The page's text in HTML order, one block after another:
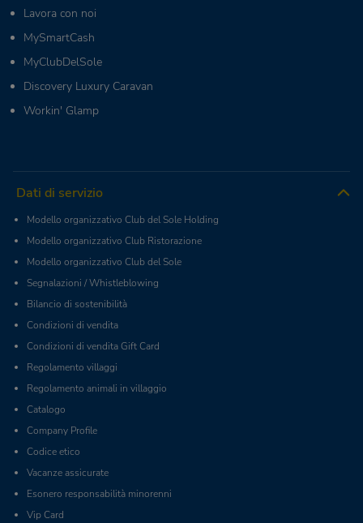
Lavora con noi
MySmartCash
MyClubDelSole
Discovery Luxury Caravan
Workin' Glamp
Dati di servizio
Modello organizzativo Club del Sole Holding
Modello organizzativo Club Ristorazione
Modello organizzativo Club del Sole
Segnalazioni / Whistleblowing
Bilancio di sostenibilità
Condizioni di vendita
Condizioni di vendita Gift Card
Regolamento villaggi
Regolamento animali in villaggio
Catalogo
Company Profile
Codice etico
Vacanze assicurate
Esonero responsabilità minorenni
Vip Card